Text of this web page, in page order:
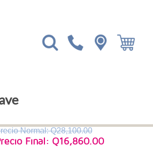
Normal: Q28,100.00
Final: Q16,860.00